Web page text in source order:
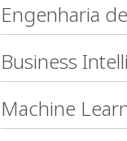
Engenharia
Business
Machine